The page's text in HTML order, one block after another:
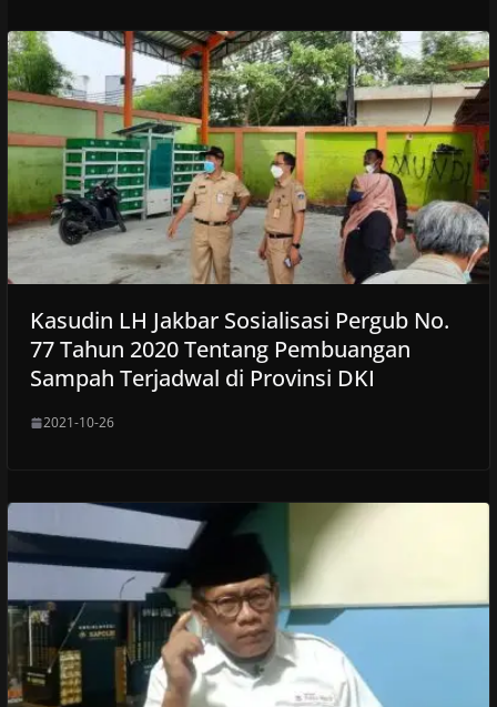
Kasudin LH Jakbar Sosialisasi Pergub No.
77 Tahun 2020 Tentang Pembuangan
Sampah Terjadwal di Provinsi DKI
2021-10-26